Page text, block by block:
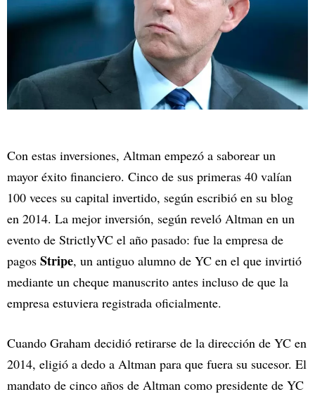
Con estas inversiones, Altman empezó a saborear un
mayor éxito financiero. Cinco de sus primeras 40 valían
100 veces su capital invertido, según escribió en su blog
en 2014. La mejor inversión, según reveló Altman en un
evento de StrictlyVC el año pasado: fue la empresa de
pagos Stripe, un antiguo alumno de YC en el que invirtió
mediante un cheque manuscrito antes incluso de que la
empresa estuviera registrada oficialmente.
Cuando Graham decidió retirarse de la dirección de YC en
2014, eligió a dedo a Altman para que fuera su sucesor. El
mandato de cinco años de Altman como presidente de YC